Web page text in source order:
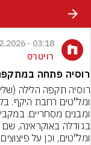
03:18 - 03.02.2026
רויטרס
רוסיה פתחה